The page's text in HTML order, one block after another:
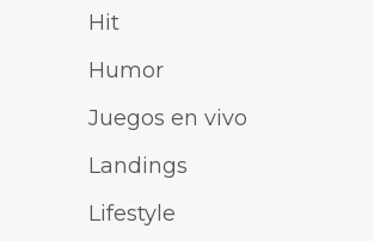
Hit
Humor
Juegos en vivo
Landings
Lifestyle